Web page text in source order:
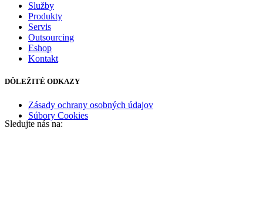
Služby
Produkty
Servis
Outsourcing
Eshop
Kontakt
DÔLEŽITÉ ODKAZY
Zásady ochrany osobných údajov
Súbory Cookies
Sledujte nás na: